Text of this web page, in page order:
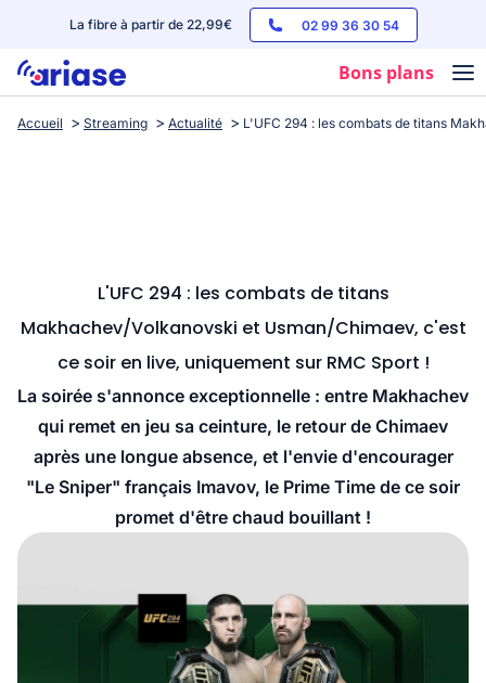
La fibre à partir de 22,99€ 02 99 36 30 54
Bons plans
Box internet
Streaming
Accueil Streaming Actualité L'UFC 294 : les combats de titans
L'UFC 294 : les combats de titans
Makhachev/Volkanovski et Usman/Chimaev, c'est
ce soir en live, uniquement sur RMC Sport !
La soirée s'annonce exceptionnelle : entre Makhachev
qui remet en jeu sa ceinture, le retour de Chimaev
après une longue absence, et l'envie d'encourager
"Le Sniper" français Imavov, le Prime Time de ce soir
promet d'être chaud bouillant !